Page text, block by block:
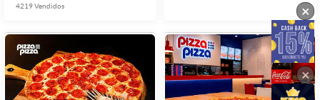
4219Vendidos ×
×